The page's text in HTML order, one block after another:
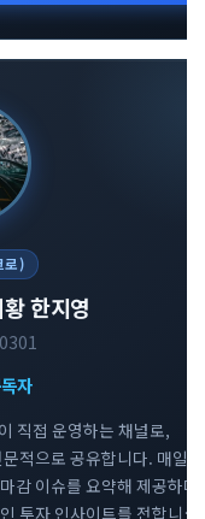
로)
한지영
자
직접 운영하는 채널로,
적으로 공유합니다. 매일
감 이슈를 요약해 제공하며,
투자 인사이트를 전합니다.